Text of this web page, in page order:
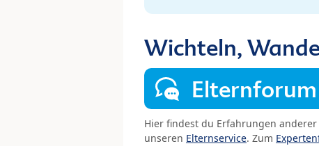
Wichteln,
Elternforum
Hier findest du Erfahrungen
unseren Elternservice. Zum